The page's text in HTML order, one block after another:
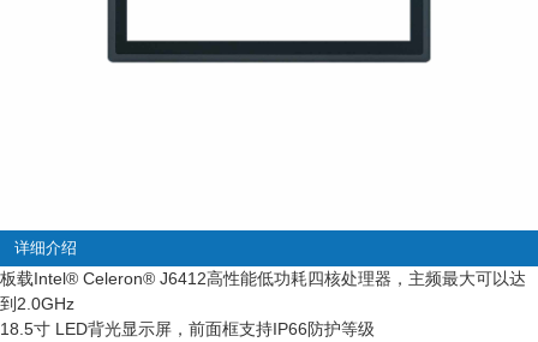
详细介绍
板载Intel® Celeron® J6412高性能低功耗四核处理器，主频最大可以达
到2.0GHz
18.5寸 LED背光显示屏，前面框支持IP66防护等级